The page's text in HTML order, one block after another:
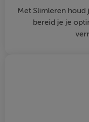
Met Slimleren houd
bereid je je